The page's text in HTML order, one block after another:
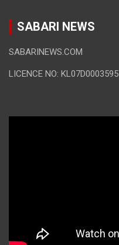
SABARI NEWS
SABARINEWS.COM
LICENCE NO: KL07D0003595